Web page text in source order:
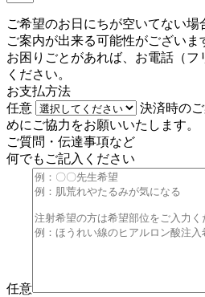
ご希望のお日にちが空いてない場
ご案内が出来る可能性がございま
お困りごとがあれば、お電話（フ
ください。
お支払方法
任意
決済時の
めにご協力をお願いいたします。
ご質問・伝達事項など
何でもご記入ください
任意